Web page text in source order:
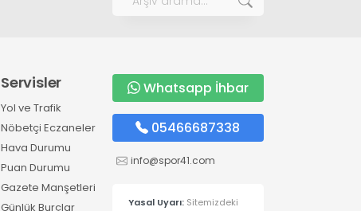
Servisler
Yol ve Trafik
Nöbetçi Eczaneler
Hava Durumu
Puan Durumu
Gazete Manşetleri
Günlük Burçlar
Whatsapp İhbar
05466687338
info@spor41.com
Yasal Uyarı: Sitemizdeki